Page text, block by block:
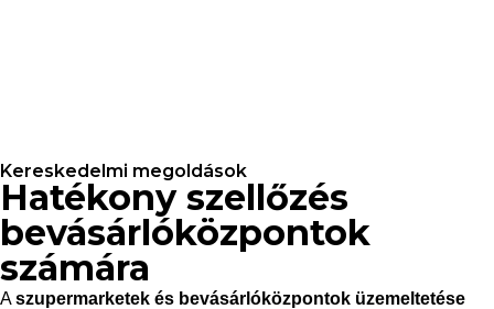
Kereskedelmi megoldások
Hatékony szellőzés
bevásárlóközpontok
számára
Aszupermarketek és bevásárlóközpontok üzemeltetése